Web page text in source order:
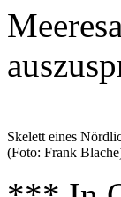
Skelett eines
(Foto: Frank